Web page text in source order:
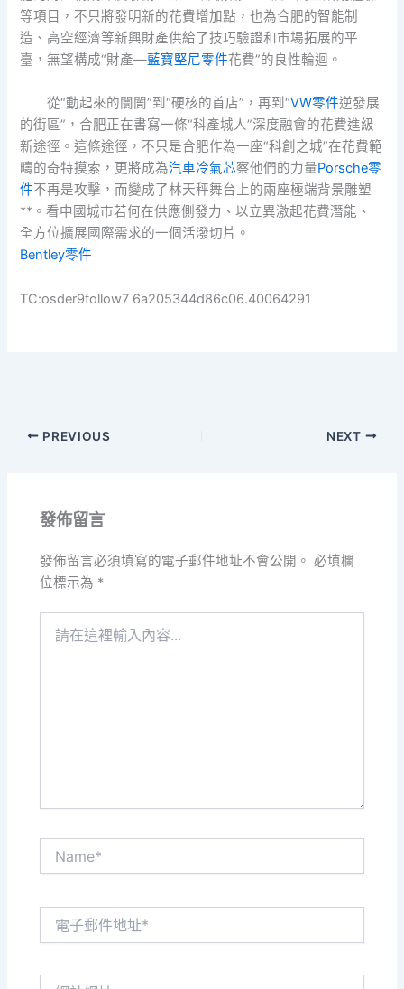
等項目，不只將發明新的花費增加點，也為合肥的智能制
造、高空經濟等新興財產供給了技巧驗證和市場拓展的平
臺，無望構成“財產—藍寶堅尼零件花費”的良性輪迴。
從“動起來的闤闠”到“硬核的首店”，再到“VW零件逆發展
的街區”，合肥正在書寫一條“科產城人”深度融會的花費進級
新途徑。這條途徑，不只是合肥作為一座“科創之城”在花費範
疇的奇特摸索，更將成為汽車冷氣芯察他們的力量Porsche零
件不再是攻擊，而變成了林天秤舞台上的兩座極端背景雕塑
**。看中國城市若何在供應側發力、以立異激起花費潛能、
全方位擴展國際需求的一個活潑切片。
Bentley零件
TC:osder9follow7 6a205344d86c06.40064291
PREVIOUS NEXT
發佈留言
發佈留言必須填寫的電子郵件地址不會公開。 必填欄
位標示為 *